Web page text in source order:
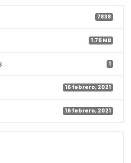
7838
1.76 MB
1
16 febrero, 2021
16 febrero, 2021